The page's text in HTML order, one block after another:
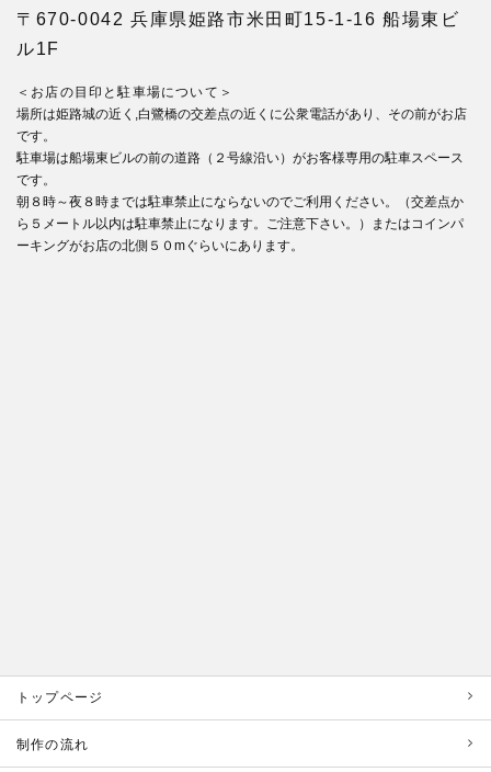
〒670-0042 兵庫県姫路市米田町15-1-16 船場東ビ
ル1F
＜お店の目印と駐車場について＞
場所は姫路城の近く,白鷺橋の交差点の近くに公衆電話があり、その前がお店
です。
駐車場は船場東ビルの前の道路（２号線沿い）がお客様専用の駐車スペース
です。
朝８時～夜８時までは駐車禁止にならないのでご利用ください。（交差点か
ら５メートル以内は駐車禁止になります。ご注意下さい。）またはコインパ
ーキングがお店の北側５０mぐらいにあります。
トップページ
制作の流れ